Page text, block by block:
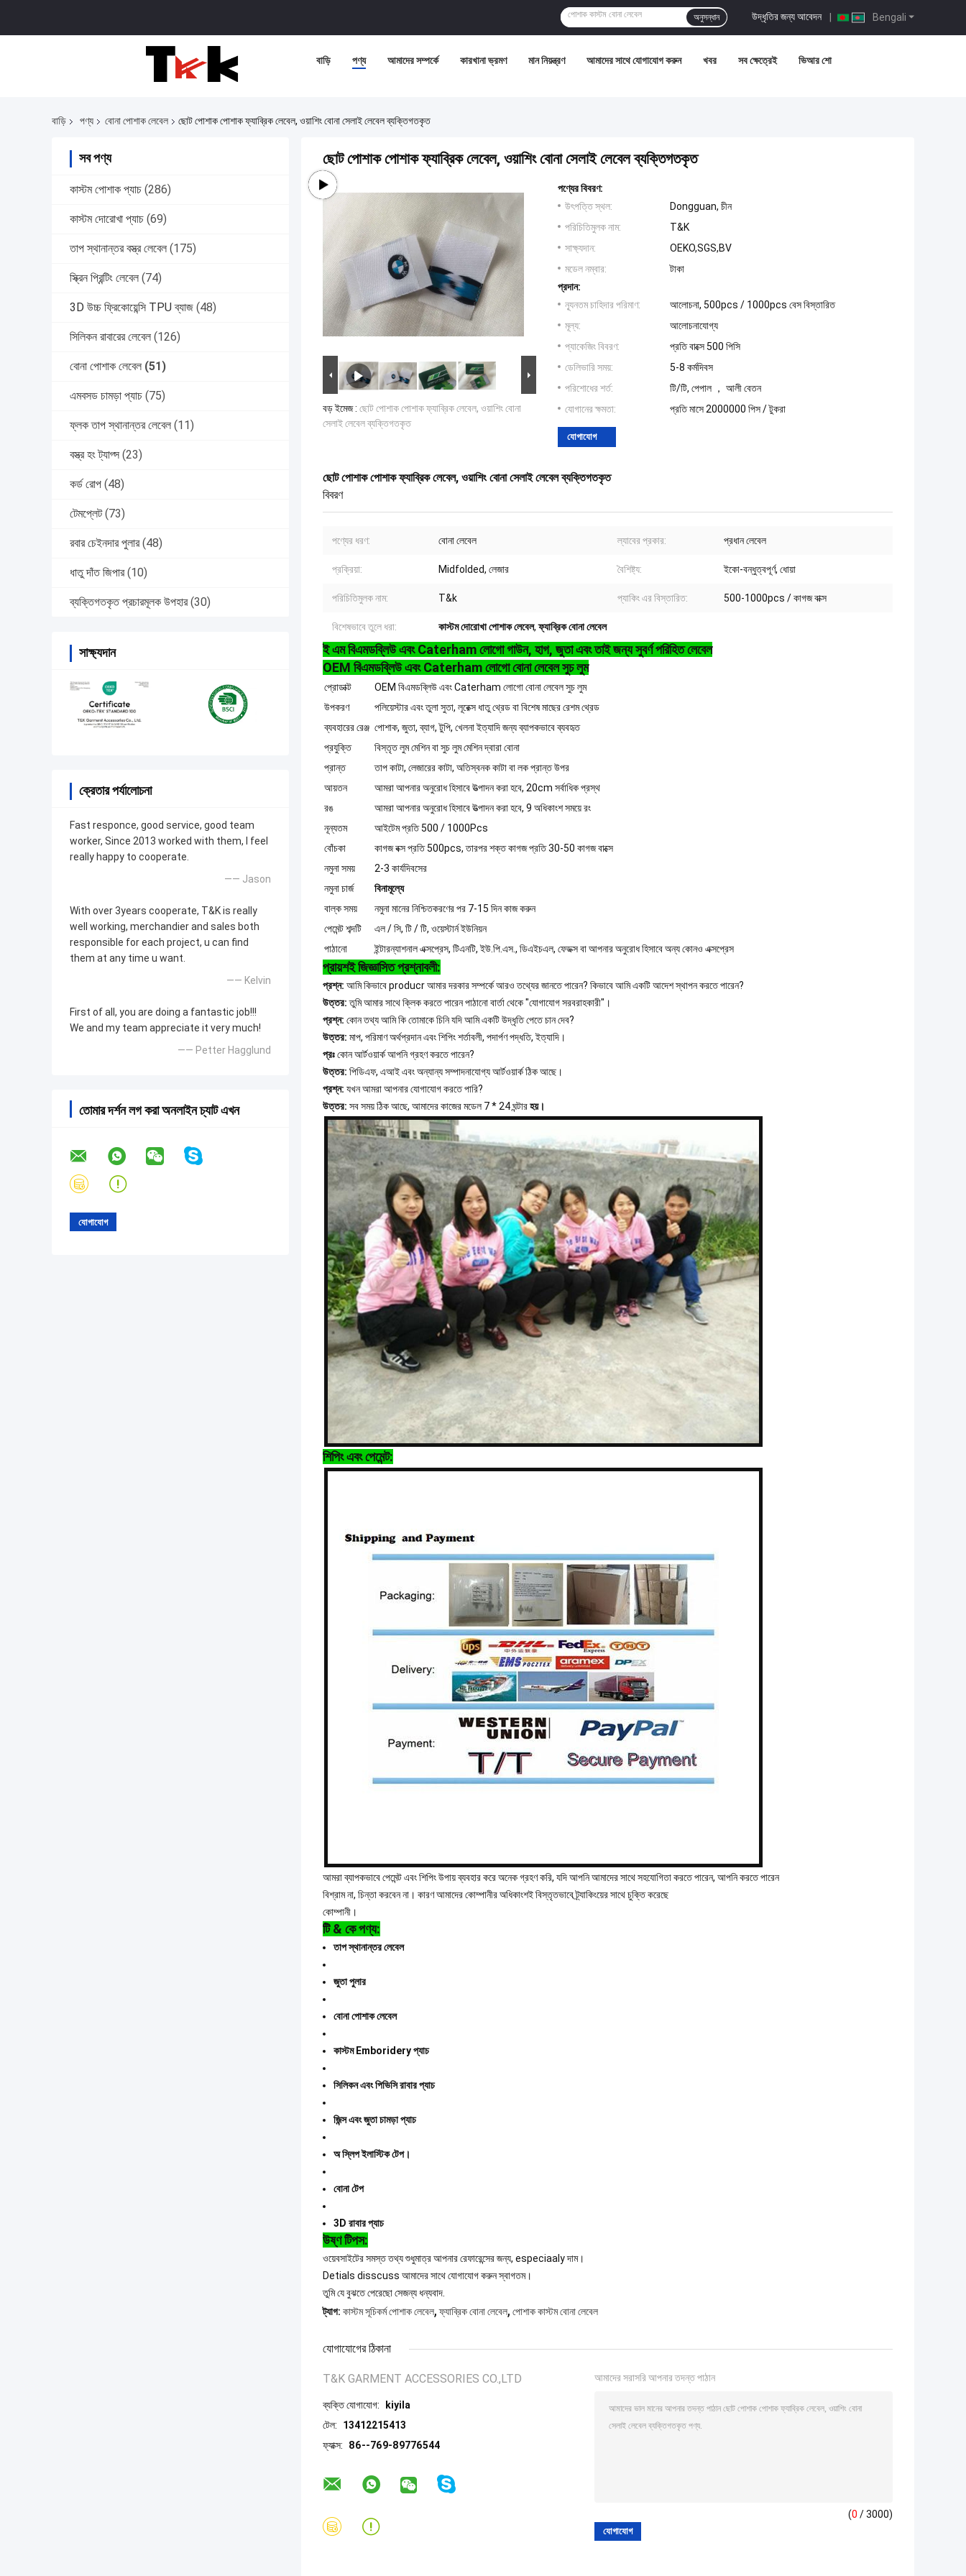
Bengali
উদ্ধৃতির জন্য আবেদন |
অনুসন্ধান
বাড়ি পণ্য আমাদের সম্পর্কে কারখানা ভ্রমণ মান নিয়ন্ত্রণ আমাদের সাথে যোগাযোগ করুন খবর সব ক্ষেত্রেই ভিআর শো
বাড়ি পণ্য বোনা পোশাক লেবেল ছোট পোশাক পোশাক ফ্যাব্রিক লেবেল, ওয়াশিং বোনা সেলাই লেবেল ব্যক্তিগতকৃত
সব পণ্য
কাস্টম পোশাক প্যাচ (286)
কাস্টম দোরোখা প্যাচ (69)
তাপ স্থানান্তর বস্ত্র লেবেল (175)
স্ক্রিন প্রিন্টিং লেবেল (74)
3D উচ্চ ফ্রিকোয়েন্সি TPU ব্যাজ (48)
সিলিকন রাবারের লেবেল (126)
বোনা পোশাক লেবেল (51)
এমবসড চামড়া প্যাচ (75)
ফ্লক তাপ স্থানান্তর লেবেল (11)
বস্ত্র হং ট্যাগ্স (23)
কর্ড রোপ (48)
টেমপ্লেট (73)
রবার চেইনদার পুলার (48)
ধাতু দাঁত জিপার (10)
ব্যক্তিগতকৃত প্রচারমূলক উপহার (30)
সাক্ষ্যদান
ক্রেতার পর্যালোচনা
Fast responce, good service, good team
worker, Since 2013 worked with them, I feel
really happy to cooperate.
—— Jason
With over 3years cooperate, T&K is really
well working, merchandier and sales both
responsible for each project, u can find
them at any time u want.
—— Kelvin
First of all, you are doing a fantastic job!!!
We and my team appreciate it very much!
—— Petter Hagglund
তোমার দর্শন লগ করা অনলাইন চ্যাট এখন
ছোট পোশাক পোশাক ফ্যাব্রিক লেবেল, ওয়াশিং বোনা সেলাই লেবেল ব্যক্তিগতকৃত
বড় ইমেজ : ছোট পোশাক পোশাক ফ্যাব্রিক লেবেল, ওয়াশিং বোনা
সেলাই লেবেল ব্যক্তিগতকৃত
পণ্যের বিবরণ:
উৎপত্তি স্থল:
Dongguan, চীন
পরিচিতিমুলক নাম:
T&K
সাক্ষ্যদান:
OEKO,SGS,BV
মডেল নম্বার:
টাকা
প্রদান:
ন্যূনতম চাহিদার পরিমাণ:
আলোচনা, 500pcs / 1000pcs বেস বিস্তারিত
মূল্য:
আলোচনাযোগ্য
প্যাকেজিং বিবরণ:
প্রতি বাক্সে 500 পিসি
ডেলিভারি সময়:
5-8 কর্মদিবস
পরিশোধের শর্ত:
টি/টি, পেপাল ， আলী বেতন
যোগানের ক্ষমতা:
প্রতি মাসে 2000000 পিস / টুকরা
যোগাযোগ
ছোট পোশাক পোশাক ফ্যাব্রিক লেবেল, ওয়াশিং বোনা সেলাই লেবেল ব্যক্তিগতকৃত
বিবরণ
পণ্যের ধরণ: বোনা লেবেল ল্যাবের প্রকার: প্রধান লেবেল
প্রক্রিয়া: Midfolded, লেজার বৈশিষ্ট্য: ইকো-বন্ধুত্বপূর্ণ, ধোয়া
পরিচিতিমুলক নাম: T&k প্যাকিং এর বিস্তারিত: 500-1000pcs / কাগজ বাক্স
বিশেষভাবে তুলে ধরা: কাস্টম দোরোখা পোশাক লেবেল,ফ্যাব্রিক বোনা লেবেল
ই এম বিএমডব্লিউ এবং Caterham লোগো গাউন, হাগ, জুতা এবং তাই জন্য সুবর্ণ পরিহিত লেবেল
OEM বিএমডব্লিউ এবং Caterham লোগো বোনা লেবেল সুচ লুম
প্রোডাক্ট
OEM বিএমডব্লিউ এবং Caterham লোগো বোনা লেবেল সুচ লুম
উপকরণ
পলিয়েস্টার এবং তুলা সুতা, লূরেক্স ধাতু থ্রেড বা বিশেষ মাছের রেশম থ্রেড
ব্যবহারের রেঞ্জ পোশাক, জুতা, ব্যাগ, টুপি, খেলনা ইত্যাদি জন্য ব্যাপকভাবে ব্যবহৃত
প্রযুক্তি
বিস্তৃত লুম মেশিন বা সুচ লুম মেশিন দ্বারা বোনা
প্রান্ত
তাপ কাটা, লেজারের কাটা, অতিস্বনক কাটা বা লক প্রান্ত উপর
আয়তন
আমরা আপনার অনুরোধ হিসাবে উত্পাদন করা হবে, 20cm সর্বাধিক প্রস্থ
রঙ
আমরা আপনার অনুরোধ হিসাবে উত্পাদন করা হবে, 9 অধিকাংশ সময়ে রং
নূন্যতম
আইটেম প্রতি 500 / 1000Pcs
বোঁচকা
কাগজ বক্স প্রতি 500pcs, তারপর শক্ত কাগজ প্রতি 30-50 কাগজ বাক্সে
নমুনা সময়
2-3 কার্যদিবসের
নমুনা চার্জ
বিনামূল্যে
বাল্ক সময়
নমুনা মানের নিশ্চিতকরণের পর 7-15 দিন কাজ করুন
পেমেন্ট শব্দটি
এল / সি, টি / টি, ওয়েস্টার্ন ইউনিয়ন
পাঠানো
ইন্টারন্যাশনাল এক্সপ্রেস, টিএনটি, ইউ.পি.এস., ডিএইচএল, ফেডক্স বা আপনার অনুরোধ হিসাবে অন্য কোনও এক্সপ্রেস
প্রায়শই জিজ্ঞাসিত প্রশ্নাবলী:
প্রশ্ন: আমি কিভাবে producr আমার দরকার সম্পর্কে আরও তথ্যের জানতে পারেন? কিভাবে আমি একটি আদেশ স্থাপন করতে পারেন?
উত্তর:তুমি আমার সাথে ক্লিক করতে পারেন পাঠানো বার্তা থেকে "যোগাযোগ সরবরাহকারী"।
প্রশ্ন: কোন তথ্য আমি কি তোমাকে চিনি যদি আমি একটি উদ্ধৃতি পেতে চান দেব?
উত্তর: মাপ, পরিমাণ অর্থপ্রদান এবং শিপিং শর্তাবলী, পদার্পণ পদ্ধতি, ইত্যাদি।
প্রঃকোন আর্টওয়ার্ক আপনি গ্রহণ করতে পারেন?
উত্তর: পিডিএফ, এআই এবং অন্যান্য সম্পাদনাযোগ্য আর্টওয়ার্ক ঠিক আছে।
প্রশ্ন: যখন আমরা আপনার যোগাযোগ করতে পারি?
উত্তর: সব সময় ঠিক আছে, আমাদের কাজের মডেল 7 * 24 ঘন্টারহয়।
শিপিং এবং পেমেন্ট:
আমরা ব্যাপকভাবে পেমেন্ট এবং শিপিং উপায় ব্যবহার করে অনেক গ্রহণ করি, যদি আপনি আমাদের সাথে সহযোগিতা করতে পারেন, আপনি করতে পারেন
বিশ্রাম না, চিন্তা করবেন না। কারণ আমাদের কোম্পানীর অধিকাংশই বিস্তৃতভাবে ট্র্যাকিংয়ের সাথে চুক্তি করেছে
কোম্পানী।
টি & কে পণ্য:
তাপ স্থানান্তর লেবেল
জুতা পুলার
বোনা পোশাক লেবেল
কাস্টম Emboridery প্যাচ
সিলিকন এবং পিভিসি রাবার প্যাচ
জিন্স এবং জুতা চামড়া প্যাচ
অ স্লিপ ইলাস্টিক টেপ।
বোনা টেপ
3D রাবার প্যাচ
উষ্ণ টিপস:
ওয়েবসাইটের সমস্ত তথ্য শুধুমাত্র আপনার রেফারেন্সের জন্য, especiaaly দাম।
Detials disscuss আমাদের সাথে যোগাযোগ করুন স্বাগতম।
তুমি যে বুঝতে পেরেছো সেজন্য ধন্যবাদ.
ট্যাগ: কাস্টম সূচিকর্ম পোশাক লেবেল, ফ্যাব্রিক বোনা লেবেল, পোশাক কাস্টম বোনা লেবেল
যোগাযোগের ঠিকানা
T&K GARMENT ACCESSORIES CO.,LTD
ব্যক্তি যোগাযোগ:
kiyila
টেল:
13412215413
ফ্যাক্স:
86--769-89776544
আমাদের সরাসরি আপনার তদন্ত পাঠান
(0 / 3000)